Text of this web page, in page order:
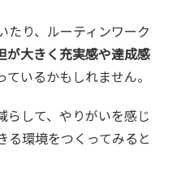
たり、ルーティンワーク
が大きく充実感や達成感
ているかもしれません。
らして、やりがいを感じ
る環境をつくってみると